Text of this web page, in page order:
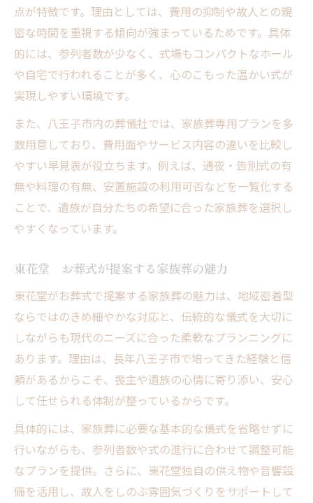
点が特徴です。理由としては、費用の抑制や故人との親
密な時間を重視する傾向が強まっているためです。具体
的には、参列者数が少なく、式場もコンパクトなホール
や自宅で行われることが多く、心のこもった温かい式が
実現しやすい環境です。
また、八王子市内の葬儀社では、家族葬専用プランを多
数用意しており、費用面やサービス内容の違いを比較し
やすい早見表が役立ちます。例えば、通夜・告別式の有
無や料理の有無、安置施設の利用可否などを一覧化する
ことで、遺族が自分たちの希望に合った家族葬を選択し
やすくなっています。
東花堂 お葬式が提案する家族葬の魅力
東花堂がお葬式で提案する家族葬の魅力は、地域密着型
ならではのきめ細やかな対応と、伝統的な儀式を大切に
しながらも現代のニーズに合った柔軟なプランニングに
あります。理由は、長年八王子市で培ってきた経験と信
頼があるからこそ、喪主や遺族の心情に寄り添い、安心
して任せられる体制が整っているからです。
具体的には、家族葬に必要な基本的な儀式を省略せずに
行いながらも、参列者数や式の進行に合わせて調整可能
なプランを提供。さらに、東花堂独自の供え物や音響設
備を活用し、故人をしのぶ雰囲気づくりをサポートして